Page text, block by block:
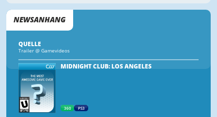
NEWSANHANG
QUELLE
Trailer @ Gamevideos
MIDNIGHT CLUB: LOS ANGELES
360 PS3